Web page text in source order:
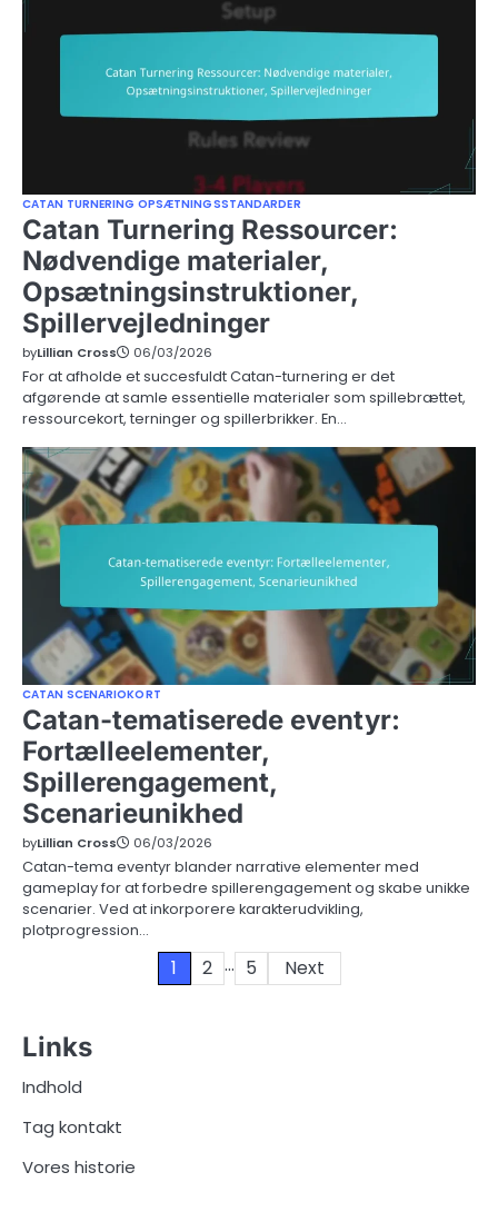
CATAN TURNERING OPSÆTNINGSSTANDARDER
Catan Turnering Ressourcer:
Nødvendige materialer,
Opsætningsinstruktioner,
Spillervejledninger
byLillian Cross 06/03/2026
For at afholde et succesfuldt Catan-turnering er det
afgørende at samle essentielle materialer som spillebrættet,
ressourcekort, terninger og spillerbrikker. En…
CATAN SCENARIOKORT
Catan-tematiserede eventyr:
Fortælleelementer,
Spillerengagement,
Scenarieunikhed
byLillian Cross 06/03/2026
Catan-tema eventyr blander narrative elementer med
gameplay for at forbedre spillerengagement og skabe unikke
scenarier. Ved at inkorporere karakterudvikling,
plotprogression…
1 2 … 5 Next
Links
Indhold
Tag kontakt
Vores historie